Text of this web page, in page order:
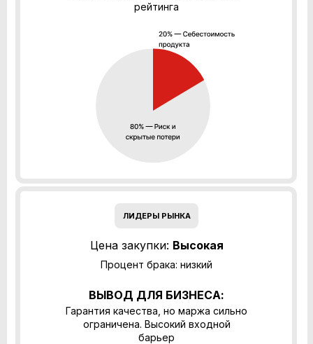
рейтинга
ЛИДЕРЫ РЫНКА
Процент брака: низкий
ВЫВОД ДЛЯ БИЗНЕСА:
Гарантия качества, но маржа сильно
ограничена. Высокий входной
барьер
Цена закупки: Высокая